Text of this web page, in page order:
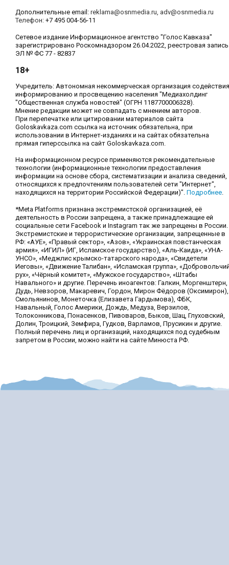
Дополнительные email: reklama@osnmedia.ru adv@osnmedia.ru
Телефон: +7 495 004-56-11
Сетевое издание Информационное агентство "Голос Кавказа"
зарегистрировано Роскомнадзором 26.04.2022, реестровая запись
ЭЛ № ФС 77 - 82837
18+
Учредитель: Автономная некоммерческая организация содействия
информированию и просвещению населения "Медиахолдинг
"Общественная служба новостей" (ОГРН 1187700006328).
Мнение редакции может не совпадать с мнением авторов.
При перепечатке или цитировании материалов сайта
Goloskavkaza.com ссылка на источник обязательна, при
использовании в Интернет-изданиях и на сайтах обязательна
прямая гиперссылка на сайт Goloskavkaza.com.
На информационном ресурсе применяются рекомендательные
технологии (информационные технологии предоставления
информации на основе сбора, систематизации и анализа сведений,
относящихся к предпочтениям пользователей сети "Интернет",
находящихся на территории Российской Федерации)". Подробнее
*Meta Platforms признана экстремистской организацией, её
деятельность в России запрещена, а также принадлежащие ей
социальные сети Facebook и Instagram так же запрещены в России.
Экстремистские и террористические организации, запрещенные в
РФ: «АУЕ», «Правый сектор», «Азов», «Украинская повстанческая
армия», «ИГИЛ» (ИГ, Исламское государство), «Аль-Каида», «УНА-
УНСО», «Меджлис крымско-татарского народа», «Свидетели
Иеговы», «Движение Талибан», «Исламская группа»,
рух», «Чёрный комитет», «Мужское государство», «Штабы
Навального» и другие. Перечень иноагентов: Галкин, Моргенштерн,
Дудь, Невзоров, Макаревич, Гордон, Мирон Фёдоров (Оксимирон),
Смольянинов, Монеточка (Елизавета Гардымова), ФБК,
Навальный, Голос Америки, Дождь, Медуза, Верзилов,
Толоконникова, Понасенков, Пивоваров, Быков, Шац, Глуховский,
Долин, Троицкий, Земфира, Гудков, Варламов, Прусикин и другие.
Полный перечень лиц и организаций, находящихся под судебным
запретом в России, можно найти на сайте Минюста РФ.